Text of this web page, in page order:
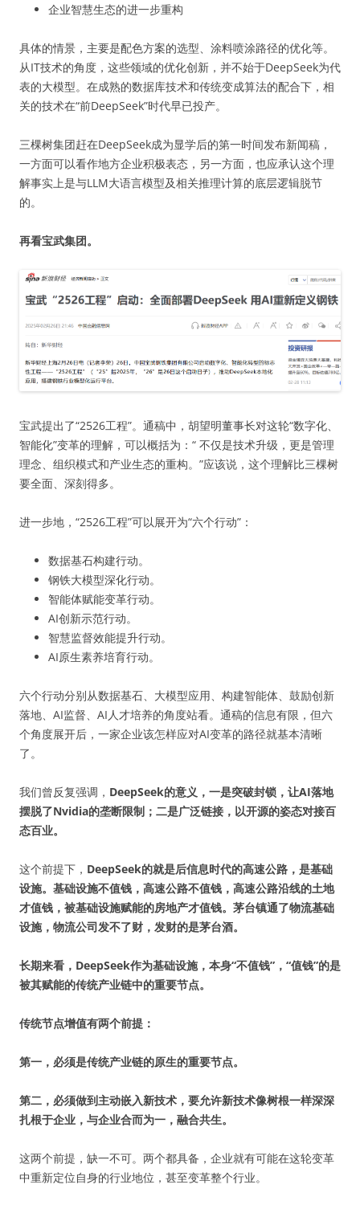
企业智慧生态的进一步重构
具体的情景，主要是配色方案的选型、涂料喷涂路径的优化等。
从IT技术的角度，这些领域的优化创新，并不始于DeepSeek为代
表的大模型。在成熟的数据库技术和传统变成算法的配合下，相
关的技术在“前DeepSeek”时代早已投产。
三棵树集团赶在DeepSeek成为显学后的第一时间发布新闻稿，
一方面可以看作地方企业积极表态，另一方面，也应承认这个理
解事实上是与LLM大语言模型及相关推理计算的底层逻辑脱节
的。
再看宝武集团。
宝武提出了“2526工程”。通稿中，胡望明董事长对这轮“数字化、
智能化”变革的理解，可以概括为：“ 不仅是技术升级，更是管理
理念、组织模式和产业生态的重构。”应该说，这个理解比三棵树
要全面、深刻得多。
进一步地，“2526工程”可以展开为“六个行动”：
数据基石构建行动。
钢铁大模型深化行动。
智能体赋能变革行动。
AI创新示范行动。
智慧监督效能提升行动。
AI原生素养培育行动。
六个行动分别从数据基石、大模型应用、构建智能体、鼓励创新
落地、AI监督、AI人才培养的角度站看。通稿的信息有限，但六
个角度展开后，一家企业该怎样应对AI变革的路径就基本清晰
了。
我们曾反复强调， DeepSeek的意义，一是突破封锁，让AI落地
摆脱了Nvidia的垄断限制；二是广泛链接，以开源的姿态对接百
态百业。
这个前提下， DeepSeek的就是后信息时代的高速公路，是基础
设施。基础设施不值钱，高速公路不值钱，高速公路沿线的土地
才值钱，被基础设施赋能的房地产才值钱。茅台镇通了物流基础
设施，物流公司发不了财，发财的是茅台酒。
长期来看，DeepSeek作为基础设施，本身“不值钱”，“值钱”的是
被其赋能的传统产业链中的重要节点。
传统节点增值有两个前提：
第一，必须是传统产业链的原生的重要节点。
第二，必须做到主动嵌入新技术，要允许新技术像树根一样深深
扎根于企业，与企业合而为一，融合共生。
这两个前提，缺一不可。两个都具备，企业就有可能在这轮变革
中重新定位自身的行业地位，甚至变革整个行业。